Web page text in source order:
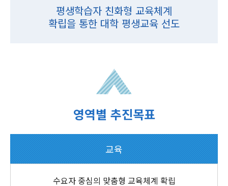
평생학습자 친화형 교육체계
확립을 통한 대학 평생교육 선도
영역별 추진목표
교육
수요자 중심의 맞춤형 교육체계 확립